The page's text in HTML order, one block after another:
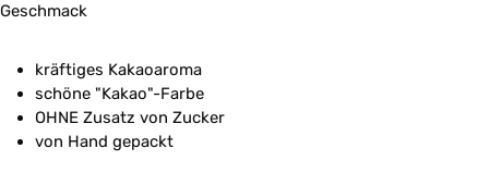
Geschmack
kräftiges Kakaoaroma
schöne "Kakao"-Farbe
OHNE Zusatz von Zucker
von Hand gepackt